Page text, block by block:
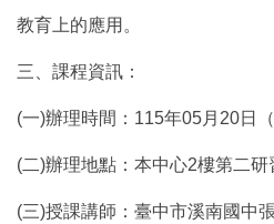
教育上的應用。
三、課程資訊：
(一)辦理時間：115年05月20日
(二)辦理地點：本中心2樓第二研
(三)授課講師：臺中市溪南國中